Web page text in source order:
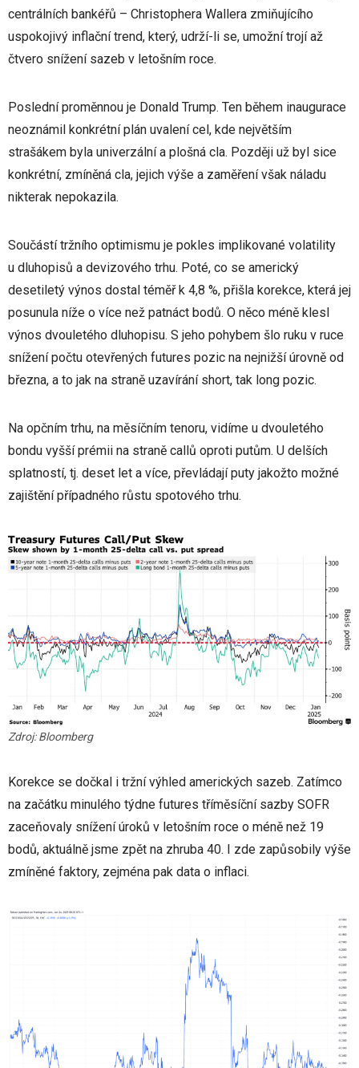
centrálních bankéřů – Christophera Wallera zmiňujícího
uspokojivý inflační trend, který, udrží-li se, umožní trojí až
čtvero snížení sazeb v letošním roce.
Poslední proměnnou je Donald Trump. Ten během inaugurace
neoznámil konkrétní plán uvalení cel, kde největším
strašákem byla univerzální a plošná cla. Později už byl sice
konkrétní, zmíněná cla, jejich výše a zaměření však náladu
nikterak nepokazila.
Součástí tržního optimismu je pokles implikované volatility
u dluhopisů a devizového trhu. Poté, co se americký
desetiletý výnos dostal téměř k 4,8 %, přišla korekce, která jej
posunula níže o více než patnáct bodů. O něco méně klesl
výnos dvouletého dluhopisu. S jeho pohybem šlo ruku v ruce
snížení počtu otevřených futures pozic na nejnižší úrovně od
března, a to jak na straně uzavírání short, tak long pozic.
Na opčním trhu, na měsíčním tenoru, vidíme u dvouletého
bondu vyšší prémii na straně callů oproti putům. U delších
splatností, tj. deset let a více, převládají puty jakožto možné
zajištění případného růstu spotového trhu.
Zdroj: Bloomberg
Korekce se dočkal i tržní výhled amerických sazeb. Zatímco
na začátku minulého týdne futures tříměsíční sazby SOFR
zaceňovaly snížení úroků v letošním roce o méně než 19
bodů, aktuálně jsme zpět na zhruba 40. I zde zapůsobily výše
zmíněné faktory, zejména pak data o inflaci.